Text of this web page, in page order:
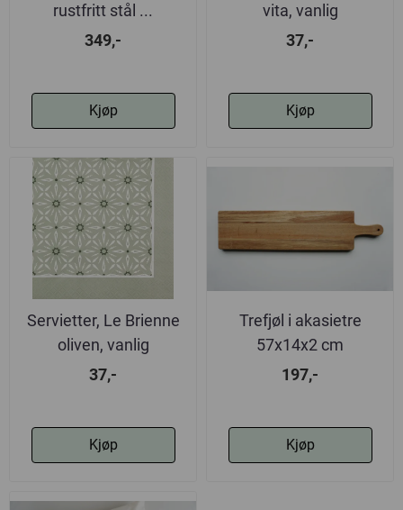
rustfritt stål ...
349,-
Kjøp
vita, vanlig
37,-
Kjøp
Servietter, Le Brienne
oliven, vanlig
37,-
Kjøp
Trefjøl i akasietre
57x14x2 cm
197,-
Kjøp